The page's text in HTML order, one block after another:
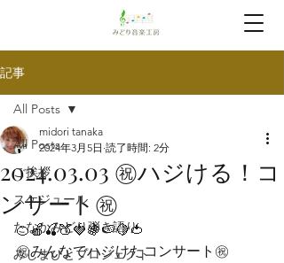
記事
All Posts
ご挨拶
スケジュール
たなかみどり弾き語り
みしまびとプロジェクト
All Posts
2024.03.03 ㊗️ハジける！コ
ンサート㊗️
midori tanaka
2024年3月5日 読了時間: 2分
🍊🍎🍒🍑🍓🍇🍉🍋🍅
㊗️みんなでハジけたコンサート㊗️